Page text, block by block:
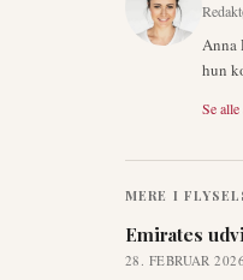
Anna
hun
Se
MERE I
Emirates
28. FEBRUAR 2026